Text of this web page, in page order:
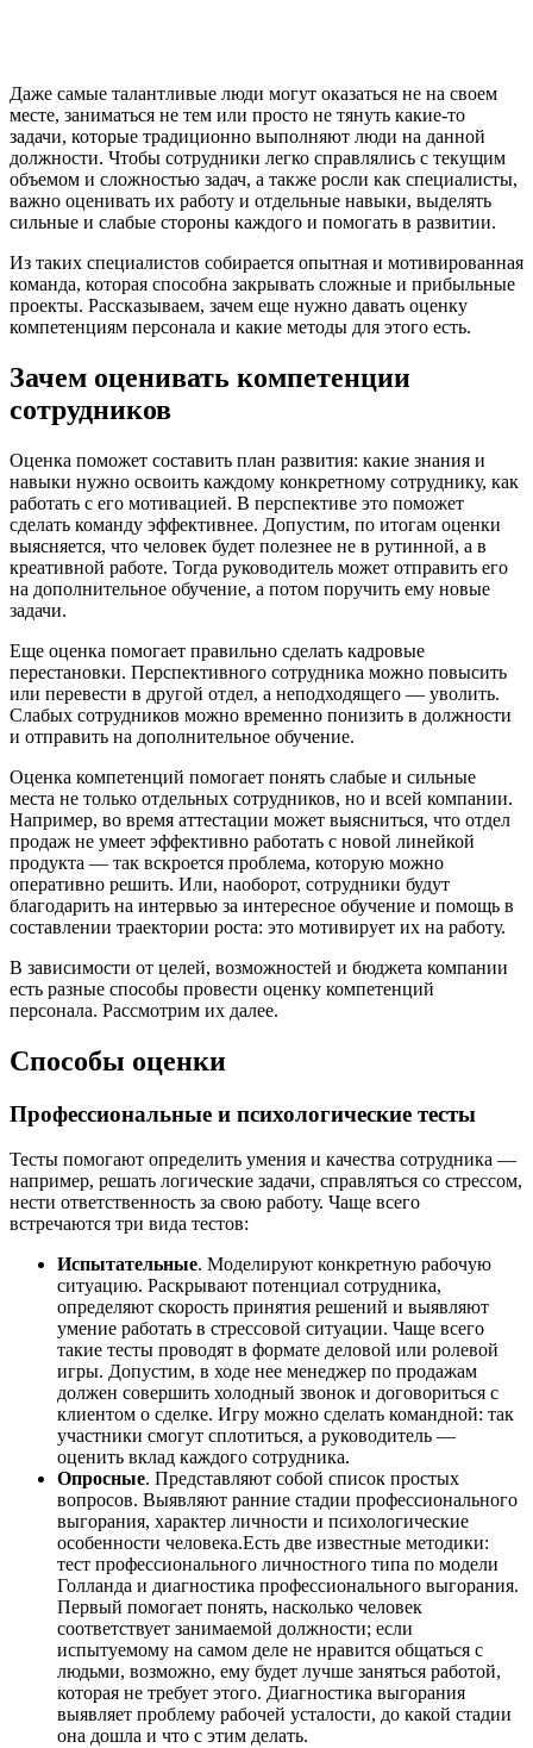
Даже самые талантливые люди могут оказаться не на своем
месте, заниматься не тем или просто не тянуть какие-то
задачи, которые традиционно выполняют люди на данной
должности. Чтобы сотрудники легко справлялись с текущим
объемом и сложностью задач, а также росли как специалисты,
важно оценивать их работу и отдельные навыки, выделять
сильные и слабые стороны каждого и помогать в развитии.
Из таких специалистов собирается опытная и мотивированная
команда, которая способна закрывать сложные и прибыльные
проекты. Рассказываем, зачем еще нужно давать оценку
компетенциям персонала и какие методы для этого есть.
Зачем оценивать компетенции
сотрудников
Оценка поможет составить план развития: какие знания и
навыки нужно освоить каждому конкретному сотруднику, как
работать с его мотивацией. В перспективе это поможет
сделать команду эффективнее. Допустим, по итогам оценки
выясняется, что человек будет полезнее не в рутинной, а в
креативной работе. Тогда руководитель может отправить его
на дополнительное обучение, а потом поручить ему новые
задачи.
Еще оценка помогает правильно сделать кадровые
перестановки. Перспективного сотрудника можно повысить
или перевести в другой отдел, а неподходящего — уволить.
Слабых сотрудников можно временно понизить в должности
и отправить на дополнительное обучение.
Оценка компетенций помогает понять слабые и сильные
места не только отдельных сотрудников, но и всей компании.
Например, во время аттестации может выясниться, что отдел
продаж не умеет эффективно работать с новой линейкой
продукта — так вскроется проблема, которую можно
оперативно решить. Или, наоборот, сотрудники будут
благодарить на интервью за интересное обучение и помощь в
составлении траектории роста: это мотивирует их на работу.
В зависимости от целей, возможностей и бюджета компании
есть разные способы провести оценку компетенций
персонала. Рассмотрим их далее.
Способы оценки
Профессиональные и психологические тесты
Тесты помогают определить умения и качества сотрудника —
например, решать логические задачи, справляться со стрессом,
нести ответственность за свою работу. Чаще всего
встречаются три вида тестов:
Испытательные. Моделируют конкретную рабочую
ситуацию. Раскрывают потенциал сотрудника,
определяют скорость принятия решений и выявляют
умение работать в стрессовой ситуации. Чаще всего
такие тесты проводят в формате деловой или ролевой
игры. Допустим, в ходе нее менеджер по продажам
должен совершить холодный звонок и договориться с
клиентом о сделке. Игру можно сделать командной: так
участники смогут сплотиться, а руководитель —
оценить вклад каждого сотрудника.
Опросные. Представляют собой список простых
вопросов. Выявляют ранние стадии профессионального
выгорания, характер личности и психологические
особенности человека.Есть две известные методики:
тест профессионального личностного типа по модели
Голланда и диагностика профессионального выгорания.
Первый помогает понять, насколько человек
соответствует занимаемой должности; если
испытуемому на самом деле не нравится общаться с
людьми, возможно, ему будет лучше заняться работой,
которая не требует этого. Диагностика выгорания
выявляет проблему рабочей усталости, до какой стадии
она дошла и что с этим делать.